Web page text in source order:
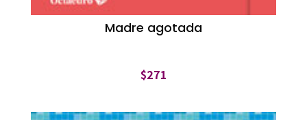
Madre agotada
$271